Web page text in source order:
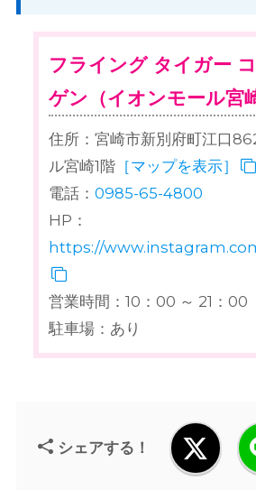
フライング タイガー
ゲン（イオンモール宮
住所：宮崎市新別府町江口
ル宮崎1階 ［マップを表示］
電話：0985-65-4800
HP：
https://
営業時間：10：00 ～ 21：00
駐車場：あり
シェアする！